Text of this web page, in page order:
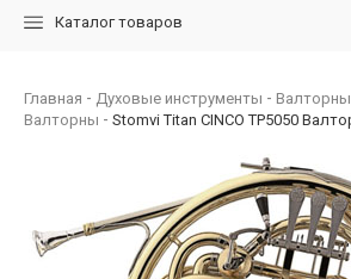
Каталог товаров
Главная Духовые инструменты
Валторны
Stomvi Titan CINCO TP5050